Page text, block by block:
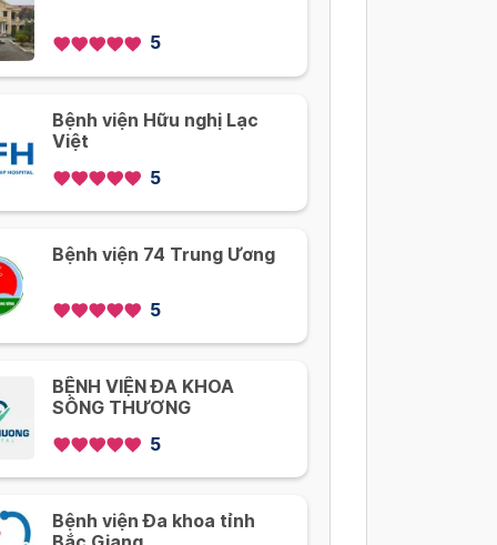
5
Bệnh viện Hữu nghị Lạc
Việt
5
Bệnh viện 74 Trung Ương
5
BỆNH VIỆN ĐA KHOA
SÔNG THƯƠNG
5
Bệnh viện Đa khoa tỉnh